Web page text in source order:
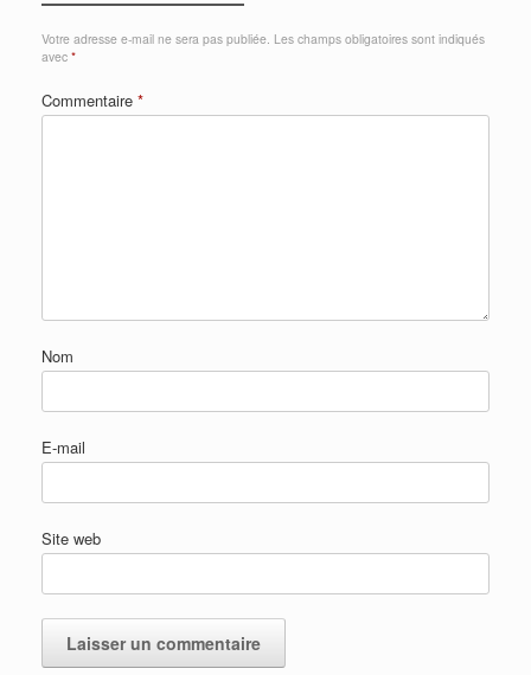
Votre adresse e-mail ne sera pas publiée. Les champs obligatoires sont indiqués
avec *
Commentaire *
Nom
E-mail
Site web